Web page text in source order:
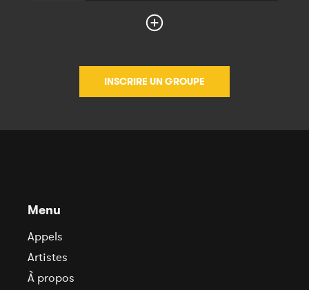
INSCRIRE UN GROUPE
Menu
Appels
Artistes
À propos